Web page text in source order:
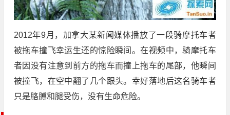
2012年9月，加拿大某新闻媒体播放了一段骑摩托车者
被拖车撞飞幸运生还的惊险瞬间。在视频中，骑摩托车
者因没有注意到前方的拖车而撞上拖车的尾部，他瞬间
被撞飞，在空中翻了几个跟头。幸好落地后这名骑车者
只是胳膊和腿受伤，没有生命危险。